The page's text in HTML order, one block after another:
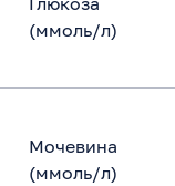
(ммоль/л)
Мочевина
(ммоль/л)